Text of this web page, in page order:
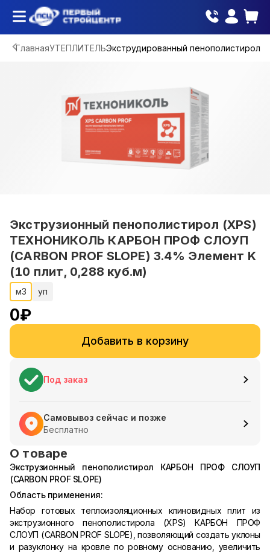
ГлавнаяУТЕПЛИТЕЛЬЭкструдированный пенополистирол
Экструзионный пенополистирол (XPS)
ТЕХНОНИКОЛЬ КАРБОН ПРОФ СЛОУП
(CARBON PROF SLOPE) 3.4% Элемент K
(10 плит, 0,288 куб.м)
м3 уп
0₽
Добавить в корзину
Под заказ
Самовывоз сейчас и позже
Бесплатно
О товаре
Экструзионный пенополистирол КАРБОН ПРОФ СЛОУП
(CARBON PROF SLOPE)
Область применения:
Набор готовых теплоизоляционных клиновидных плит из
экструзионного пенополистирола (XPS) КАРБОН ПРОФ
СЛОУП (CARBON PROF SLOPE), позволяющий создать уклоны
и разуклонку на кровле по ровному основанию, увеличить